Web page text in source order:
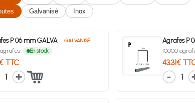
Galvanisé Inox
P 06 mm GALVA GALVANISÉ
En stock
TTC
1
Agrafes P
10000
43.31€
1